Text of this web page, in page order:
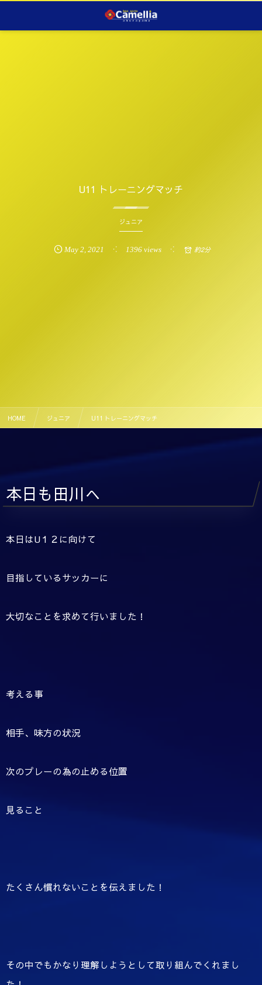
U11 トレーニングマッチ
ジュニア
May 2 ,2021 1396 views 約2分
HOME ジュニア U11 トレーニングマッチ
本日も田川へ
本日はU１２に向けて
目指しているサッカーに
大切なことを求めて行いました！
考える事
相手、味方の状況
次のプレーの為の止める位置
見ること
たくさん慣れないことを伝えました！
その中でもかなり理解しようとして取り組んでくれまし